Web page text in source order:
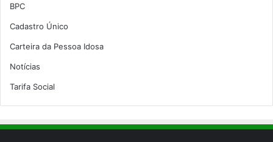
BPC
Cadastro Único
Carteira da Pessoa Idosa
Notícias
Tarifa Social